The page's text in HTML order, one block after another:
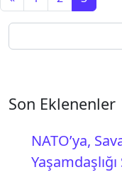
Ara
Son Eklenenler
NATO’ya,